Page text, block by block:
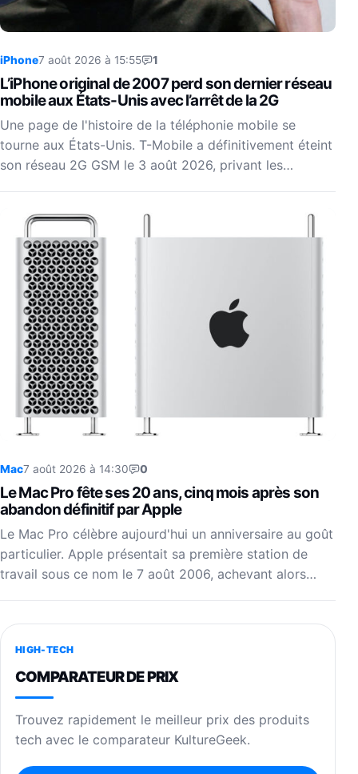
iPhone7 août 2026 à 15:55 1
L’iPhone original de 2007 perd son dernier réseau
mobile aux États-Unis avec l’arrêt de la 2G
Une page de l'histoire de la téléphonie mobile se
tourne aux États-Unis. T-Mobile a définitivement éteint
son réseau 2G GSM le 3 août 2026, privant les…
Mac7 août 2026 à 14:30 0
Le Mac Pro fête ses 20 ans, cinq mois après son
abandon définitif par Apple
Le Mac Pro célèbre aujourd'hui un anniversaire au goût
particulier. Apple présentait sa première station de
travail sous ce nom le 7 août 2006, achevant alors…
HIGH-TECH
COMPARATEUR DE PRIX
Trouvez rapidement le meilleur prix des produits
tech avec le comparateur KultureGeek.